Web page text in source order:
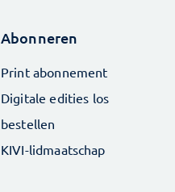
Abonneren
Print abonnement
Digitale edities los
bestellen
KIVI-lidmaatschap